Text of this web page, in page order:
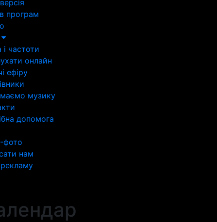
програм
і частоти
онлайн
ефіру
музику
допомога
фото
нам